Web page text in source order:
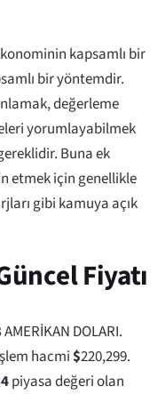
kapsamlı bir
bir yöntemdir.
değerleme
yorumlayabilmek
Buna ek
etmek için genellikle
gibi kamuya açık
Fiyatı
AMERİKAN DOLARI.
hacmi$220,299.
piyasa değeri olan